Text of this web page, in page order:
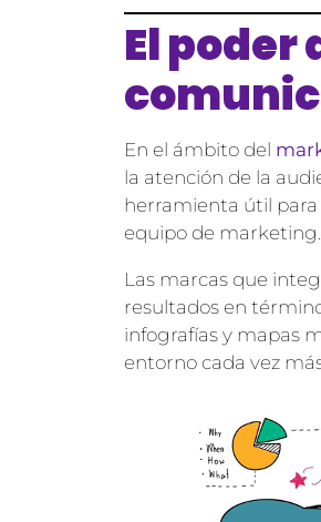
El poder
En el ámbito del
la atención de la
herramienta útil
equipo de marketing.
Las marcas que
resultados en
infografías y mapas
entorno cada vez